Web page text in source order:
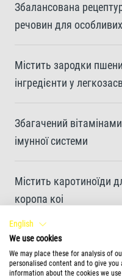
Збалансована
речовин для
Містить зародки
інгредієнти у
Збагачений
імунної системи
Містить каротиноїди
коропа коі
Маленькі гранули
легкого поїдання
English
We use cookies
We may place these for analysis of
personalised content and to give
information about the cookies we